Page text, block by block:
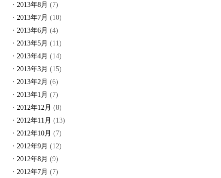
2013年8月 (7)
2013年7月 (10)
2013年6月 (4)
2013年5月 (11)
2013年4月 (14)
2013年3月 (15)
2013年2月 (6)
2013年1月 (7)
2012年12月 (8)
2012年11月 (13)
2012年10月 (7)
2012年9月 (12)
2012年8月 (9)
2012年7月 (7)